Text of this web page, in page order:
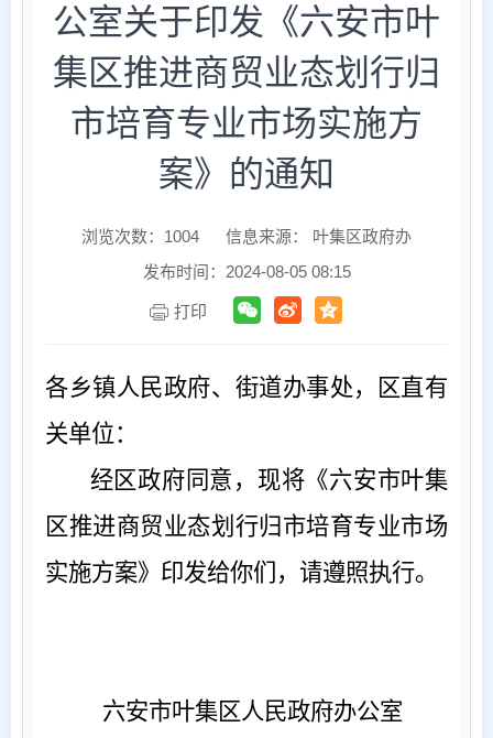
公室关于印发《六安市叶
集区推进商贸业态划行归
市培育专业市场实施方
案》的通知
浏览次数： 1004
信息来源： 叶集区政府办
发布时间：2024-08-05 08:15
打印
各乡镇人民政府、街道办事处，区直有
关单位：
经区政府同意，现将《六安市叶集
区推进商贸业态划行归市培育专业市场
实施方案》印发给你们，请遵照执行。
六安市叶集区人民政府办公室